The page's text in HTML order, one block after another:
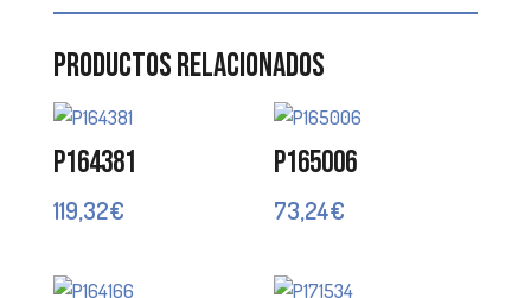
Productos relacionados
P164381
119,32€
P165006
73,24€